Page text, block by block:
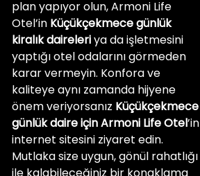
plan yapıyor olun, Armoni Life
Otel’in Küçükçekmece günlük
kiralık daireleriya da işletmesini
yaptığı otel odalarını görmeden
karar vermeyin. Konfora ve
kaliteye aynı zamanda hijyene
önem veriyorsanız Küçükçekmece
günlük daire için Armoni Life Otel’in
internet sitesini ziyaret edin.
Mutlaka size uygun, gönül rahatlığı